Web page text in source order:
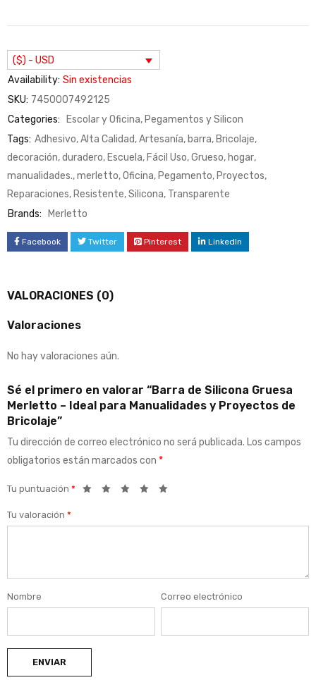
($) - USD
Availability: Sin existencias
SKU: 7450007492125
Categories: Escolar y Oficina,Pegamentos y Silicon
Tags: Adhesivo,Alta Calidad,Artesanía,barra,Bricolaje,
decoración,duradero,Escuela,Fácil Uso,Grueso,hogar,
manualidades.,merletto,Oficina,Pegamento,Proyectos,
Reparaciones,Resistente,Silicona, Transparente
Brands: Merletto
Facebook Twitter Pinterest LinkedIn
VALORACIONES (0)
Valoraciones
No hay valoraciones aún.
Sé el primero en valorar “Barra de Silicona Gruesa
Merletto – Ideal para Manualidades y Proyectos de
Bricolaje”
Tu dirección de correo electrónico no será publicada. Los campos
obligatorios están marcados con *
Tu puntuación *
Tu valoración *
Nombre Correo electrónico